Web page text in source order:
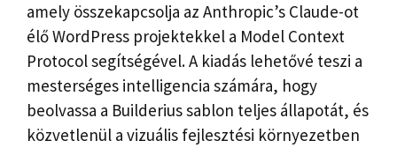
amely összekapcsolja az Anthropic’s Claude-ot
élő WordPress projektekkel a Model Context
Protocol segítségével. A kiadás lehetővé teszi a
mesterséges intelligencia számára, hogy
beolvassa a Builderius sablon teljes állapotát, és
közvetlenül a vizuális fejlesztési környezetben